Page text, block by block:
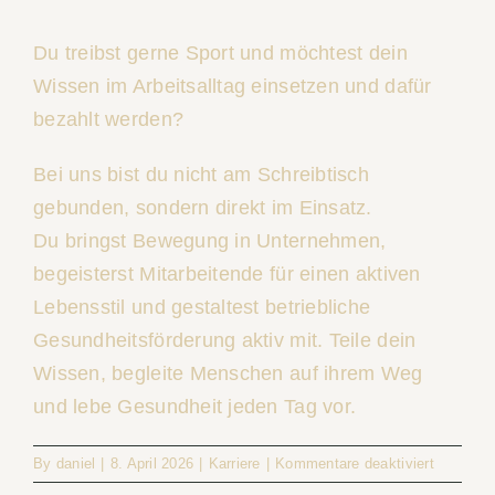
Teambuilding
Du treibst gerne Sport und möchtest dein
Wissen im Arbeitsalltag einsetzen und dafür
bezahlt werden?
Bei uns bist du nicht am Schreibtisch
gebunden, sondern direkt im Einsatz.
Du bringst Bewegung in Unternehmen,
begeisterst Mitarbeitende für einen aktiven
Lebensstil und gestaltest betriebliche
Gesundheitsförderung aktiv mit. Teile dein
Wissen, begleite Menschen auf ihrem Weg
und lebe Gesundheit jeden Tag vor.
By daniel 8. April 2026 Karriere Kommentare deaktiviertfür